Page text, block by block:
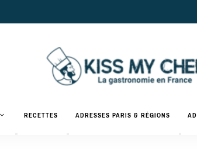
Kiss
gastronomiques
et
RECETTES ADRESSES PARIS & RÉGIONS